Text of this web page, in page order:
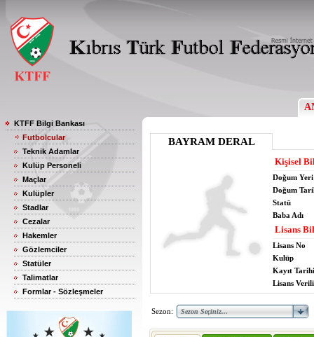
KTFF Bilgi Bankası
Futbolcular
Teknik Adamlar
Kulüp Personeli
Maçlar
Kulüpler
Stadlar
Cezalar
Hakemler
Gözlemciler
Statüler
Talimatlar
Formlar - Sözleşmeler
BAYRAM DERAL
Kişisel
Doğum Yeri
Doğum
Statü
Baba Adı
Lisans
Lisans No
Kulüp
Kayıt Tarihi
Lisans
Sezon: